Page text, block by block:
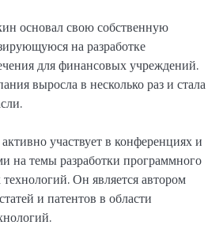
основал свою собственную
на разработке
для финансовых учреждений.
выросла в несколько раз и стала
участвует в конференциях и
на темы разработки программного
Он является автором
и патентов в области